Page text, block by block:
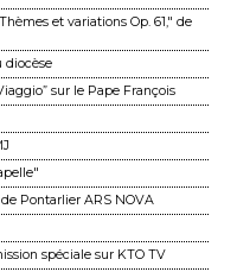
et variations Op. 61," de
diocèse
sur le Pape François
Pontarlier ARS NOVA
spéciale sur KTO TV